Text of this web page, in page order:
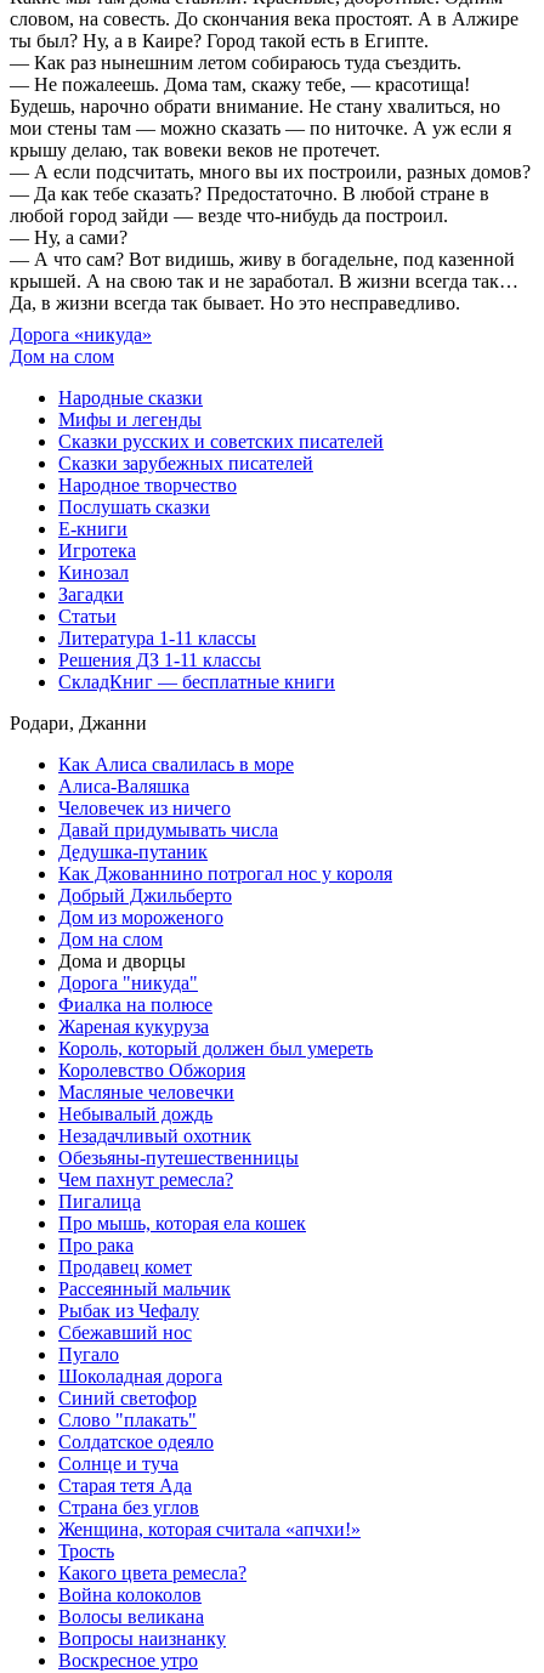
словом, на совесть. До скончания века простоят. А в Алжире
ты был? Ну, а в Каире? Город такой есть в Египте.
— Как раз нынешним летом собираюсь туда съездить.
— Не пожалеешь. Дома там, скажу тебе, — красотища!
Будешь, нарочно обрати внимание. Не стану хвалиться, но
мои стены там — можно сказать — по ниточке. А уж если я
крышу делаю, так вовеки веков не протечет.
— А если подсчитать, много вы их построили, разных домов?
— Да как тебе сказать? Предостаточно. В любой стране в
любой город зайди — везде что-нибудь да построил.
— Ну, а сами?
— А что сам? Вот видишь, живу в богадельне, под казенной
крышей. А на свою так и не заработал. В жизни всегда так…
Да, в жизни всегда так бывает. Но это несправедливо.
Дорога «никуда»
Дом на слом
Народные сказки
Мифы и легенды
Сказки русских и советских писателей
Сказки зарубежных писателей
Народное творчество
Послушать сказки
Е-книги
Игротека
Кинозал
Загадки
Статьи
Литература 1-11 классы
Решения ДЗ 1-11 классы
СкладКниг — бесплатные книги
Родари, Джанни
Как Алиса свалилась в море
Алиса-Валяшка
Человечек из ничего
Давай придумывать числа
Дедушка-путаник
Как Джованнино потрогал нос у короля
Добрый Джильберто
Дом из мороженого
Дом на слом
Дома и дворцы
Дорога "никуда"
Фиалка на полюсе
Жареная кукуруза
Король, который должен был умереть
Королевство Обжория
Масляные человечки
Небывалый дождь
Незадачливый охотник
Обезьяны-путешественницы
Чем пахнут ремесла?
Пигалица
Про мышь, которая ела кошек
Про рака
Продавец комет
Рассеянный мальчик
Рыбак из Чефалу
Сбежавший нос
Пугало
Шоколадная дорога
Синий светофор
Слово "плакать"
Солдатское одеяло
Солнце и туча
Старая тетя Ада
Страна без углов
Женщина, которая считала «апчхи!»
Трость
Какого цвета ремесла?
Война колоколов
Волосы великана
Вопросы наизнанку
Воскресное утро